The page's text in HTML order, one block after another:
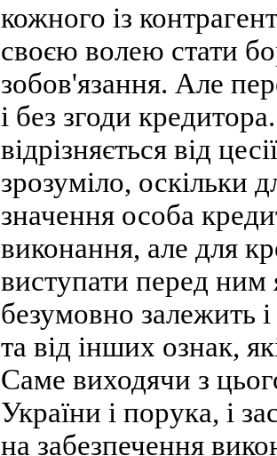
кожного із
своєю волею стати
зобов'язання. Але
і без згоди
відрізняється від
зрозуміло, оскільки
значення особа
виконання, але для
виступати перед ним
безумовно залежить
та від інших ознак,
Саме виходячи з
України і порука, і
на забезпечення